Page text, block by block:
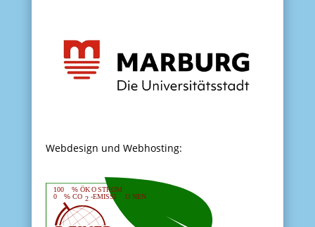
Webdesign und Webhosting: